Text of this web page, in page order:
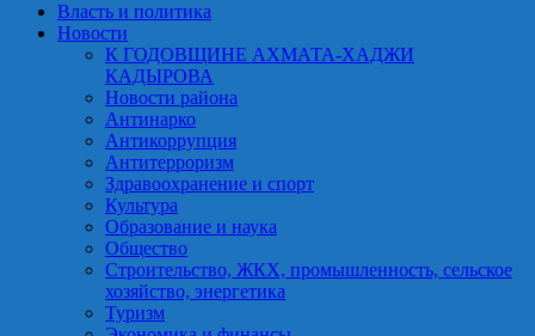
Власть и политика
Новости
К ГОДОВЩИНЕ АХМАТА-ХАДЖИ
КАДЫРОВА
Новости района
Антинарко
Антикоррупция
Антитерроризм
Здравоохранение и спорт
Культура
Образование и наука
Общество
Строительство, ЖКХ, промышленность, сельское
хозяйство, энергетика
Туризм